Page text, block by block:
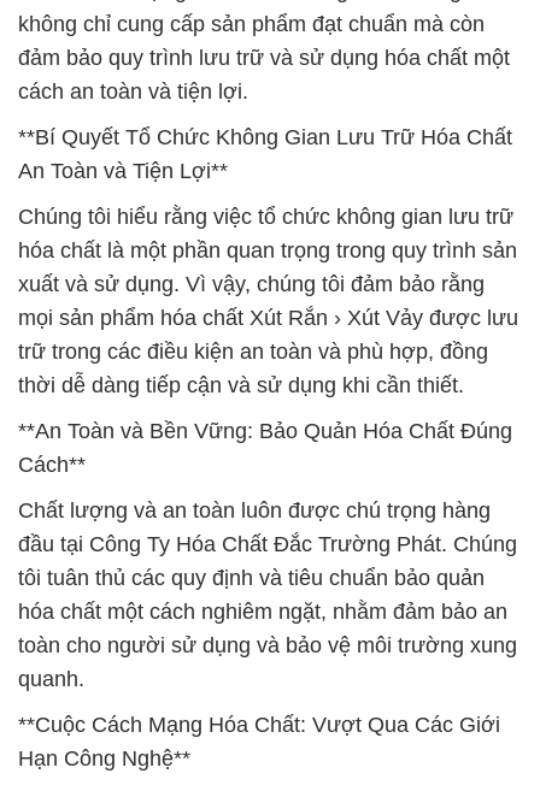
không chỉ cung cấp sản phẩm đạt chuẩn mà còn
đảm bảo quy trình lưu trữ và sử dụng hóa chất một
cách an toàn và tiện lợi.
**Bí Quyết Tổ Chức Không Gian Lưu Trữ Hóa Chất
An Toàn và Tiện Lợi**
Chúng tôi hiểu rằng việc tổ chức không gian lưu trữ
hóa chất là một phần quan trọng trong quy trình sản
xuất và sử dụng. Vì vậy, chúng tôi đảm bảo rằng
mọi sản phẩm hóa chất Xút Rắn › Xút Vảy được lưu
trữ trong các điều kiện an toàn và phù hợp, đồng
thời dễ dàng tiếp cận và sử dụng khi cần thiết.
**An Toàn và Bền Vững: Bảo Quản Hóa Chất Đúng
Cách**
Chất lượng và an toàn luôn được chú trọng hàng
đầu tại Công Ty Hóa Chất Đắc Trường Phát. Chúng
tôi tuân thủ các quy định và tiêu chuẩn bảo quản
hóa chất một cách nghiêm ngặt, nhằm đảm bảo an
toàn cho người sử dụng và bảo vệ môi trường xung
quanh.
**Cuộc Cách Mạng Hóa Chất: Vượt Qua Các Giới
Hạn Công Nghệ**